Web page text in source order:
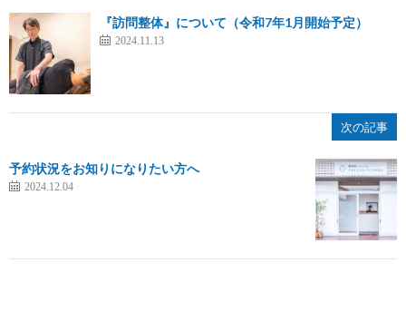
『訪問整体』について（令和7年1月開始予定）
2024.11.13
次の記事
予約状況をお知りになりたい方へ
2024.12.04